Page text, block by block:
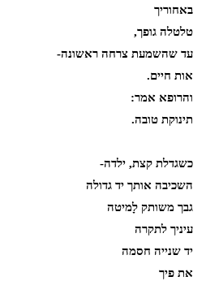
באחוריך
טלטלה גופך,
עד שהשמעת צרחה ראשונה-
אות חיים.
והרופא אמר:
תינוקת טובה.
כשגדלת קצת, ילדה-
השכיבה אותך יד גדולה
גבך משותק לָמיטה
עיניך לתקרה
יד שנייה חסמה
את פיך